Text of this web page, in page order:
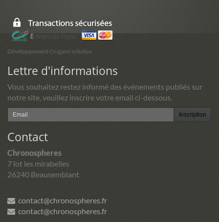
Développement Origami solution
Lettre d'informations
Vous souhaitez restez informé des événements publiés sur
notre site, veuillez inscrire votre email ci-dessous.
Inscription
Contact
Chronospheres
7 lot les mirabelles
26240 Beausemblant
contact@chronospheres.fr
contact@chronospheres.fr